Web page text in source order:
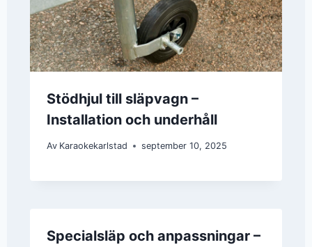
Stödhjul till släpvagn –
Installation och underhåll
Av Karaokekarlstad september 10, 2025
Specialsläp och anpassningar –